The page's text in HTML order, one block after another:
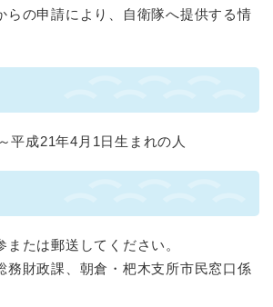
らの申請により、自衛隊へ提供する情
平成21年4月1日生まれの人
たは郵送してください。
財政課、朝倉・杷木支所市民窓口係